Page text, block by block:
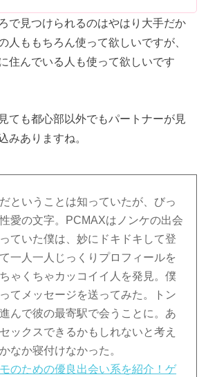
で見つけられるのはやはり大手だか
人ももちろん使って欲しいですが、
住んでいる人も使って欲しいです
ても都心部以外でもパートナーが見
みありますね。
ということは知っていたが、びっ
愛の文字。PCMAXはノンケの出会
ていた僕は、妙にドキドキして登
一人一人じっくりプロフィールを
ゃくちゃカッコイイ人を発見。僕
てメッセージを送ってみた。トン
んで彼の最寄駅で会うことに。あ
ックスできるかもしれないと考え
なか寝付けなかった。
のための優良出会い系を紹介！ゲ